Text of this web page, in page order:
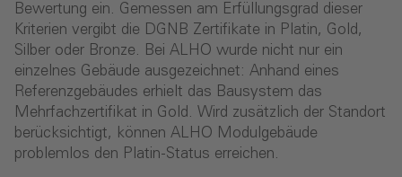
Bewertung ein. Gemessen am Erfüllungsgrad dieser
Kriterien vergibt die DGNB Zertifikate in Platin, Gold,
Silber oder Bronze. Bei ALHO wurde nicht nur ein
einzelnes Gebäude ausgezeichnet: Anhand eines
Referenzgebäudes erhielt das Bausystem das
Mehrfachzertifikat in Gold. Wird zusätzlich der Standort
berücksichtigt, können ALHO Modulgebäude
problemlos den Platin-Status erreichen.